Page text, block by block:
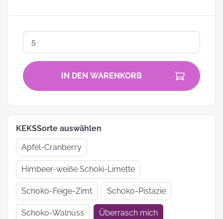
IN DEN WARENKORB
KEKSSorte auswählen
Apfel-Cranberry
Himbeer-weiße Schoki-Limette
Schoko-Feige-Zimt Schoko-Pistazie
Schoko-Walnuss Überrasch mich